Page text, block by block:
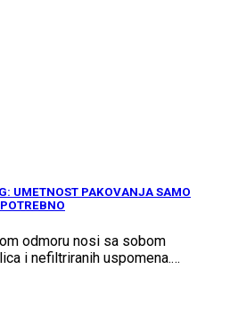
UMETNOST PAKOVANJA SAMO
odmoru nosi sa sobom
i nefiltriranih uspomena.…